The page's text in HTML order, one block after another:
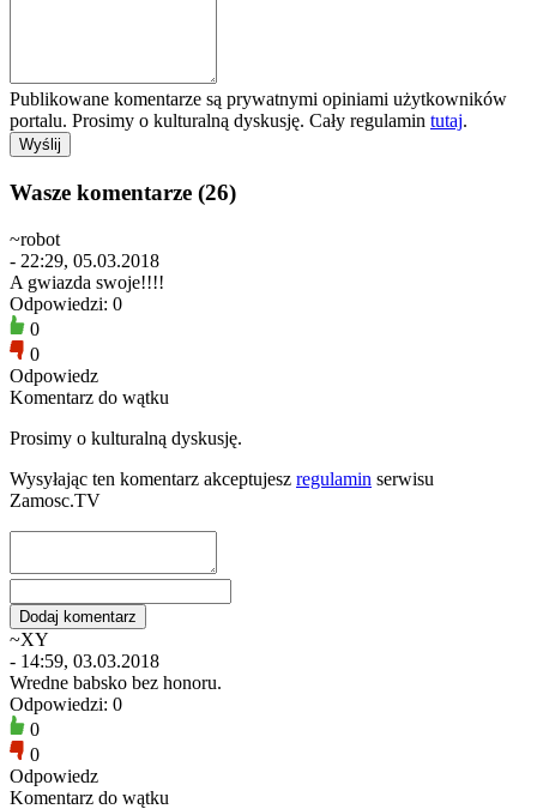
Publikowane komentarze są prywatnymi opiniami użytkowników
portalu. Prosimy o kulturalną dyskusję. Cały regulamin tutaj.
Wasze komentarze (26)
~robot
- 22:29, 05.03.2018
A gwiazda swoje!!!!
Odpowiedzi: 0
0
0
Odpowiedz
Komentarz do wątku
Prosimy o kulturalną dyskusję.
Wysyłając ten komentarz akceptujesz regulamin serwisu
Zamosc.TV
~XY
- 14:59, 03.03.2018
Wredne babsko bez honoru.
Odpowiedzi: 0
0
0
Odpowiedz
Komentarz do wątku